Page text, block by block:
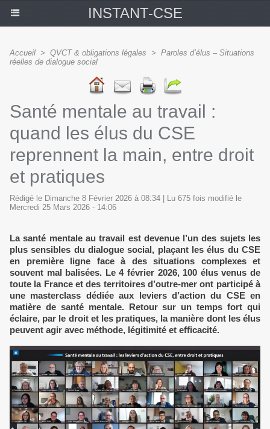
INSTANT-CSE
Accueil > QVCT & obligations légales > Paroles d’élus – Situations
réelles de dialogue social
Santé mentale au travail :
quand les élus du CSE
reprennent la main, entre droit
et pratiques
Rédigé le Dimanche 8 Février 2026 à 08:34 | Lu 675 fois modifié le
Mercredi 25 Mars 2026 - 14:06
La santé mentale au travail est devenue l’un des sujets les
plus sensibles du dialogue social, plaçant les élus du CSE
en première ligne face à des situations complexes et
souvent mal balisées. Le 4 février 2026, 100 élus venus de
toute la France et des territoires d’outre-mer ont participé à
une masterclass dédiée aux leviers d’action du CSE en
matière de santé mentale. Retour sur un temps fort qui
éclaire, par le droit et les pratiques, la manière dont les élus
peuvent agir avec méthode, légitimité et efficacité.